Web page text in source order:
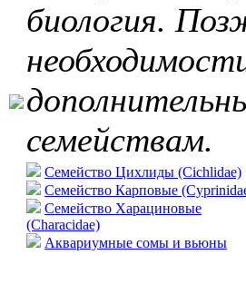
биология.
семействам.
Семейство Цихлиды (Cichlidae)
Семейство Карповые
Семейство Харациновые
(Characidae)
Аквариумные сомы и вьюны